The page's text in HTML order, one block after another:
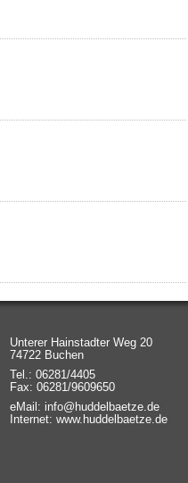
Unterer Hainstadter Weg 20
74722 Buchen
Tel.: 06281/4405
Fax: 06281/9609650
eMail: info@huddelbaetze.de
Internet: www.huddelbaetze.de